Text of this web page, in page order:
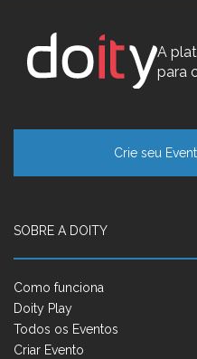
A
para
Crie seu
SOBRE A DOITY
Como funciona
Doity Play
Todos os Eventos
Criar Evento